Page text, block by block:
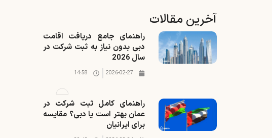
آخرین مقالات
راهنمای جامع دریافت اقامت
دبی بدون نیاز به ثبت شرکت در
سال 2026
2026-02-27
14:58
راهنمای کامل ثبت شرکت در
عمان بهتر است یا دبی؟ مقایسه
برای ایرانیان